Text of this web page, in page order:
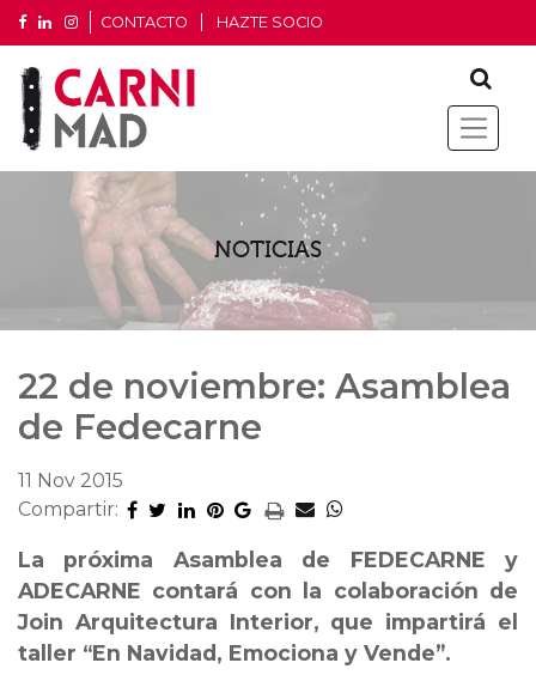
CONTACTO HAZTE SOCIO
NOTICIAS
22 de noviembre: Asamblea
de Fedecarne
11 Nov 2015
Compartir:
La próxima Asamblea de FEDECARNE y
ADECARNE contará con la colaboración de
Join Arquitectura Interior, que impartirá el
taller “En Navidad, Emociona y Vende”.